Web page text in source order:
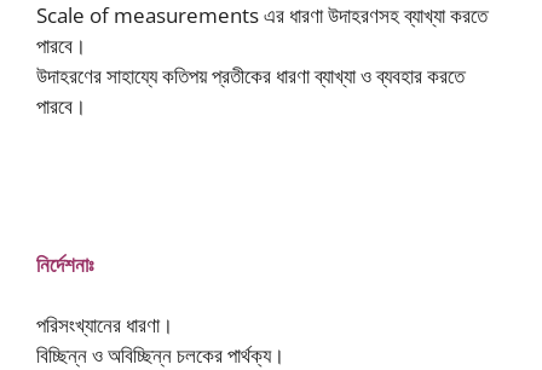
Scale of measurements এর ধারণা উদাহরণসহ ব্যাখ্যা করতে
পারবে।
উদাহরণের সাহায্যে কতিপয় প্রতীকের ধারণা ব্যাখ্যা ও ব্যবহার করতে
পারবে।
নির্দেশনাঃ
পরিসংখ্যানের ধারণা।
বিচ্ছিন্ন ও অবিচ্ছিন্ন চলকের পার্থক্য।